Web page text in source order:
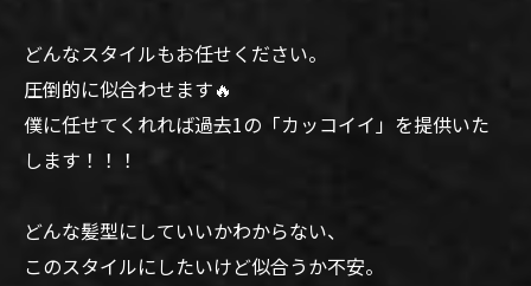
どんなスタイルもお任せください。
圧倒的に似合わせます🔥
僕に任せてくれれば過去1の「カッコイイ」を提供いた
します！！！
どんな髪型にしていいかわからない、
このスタイルにしたいけど似合うか不安。